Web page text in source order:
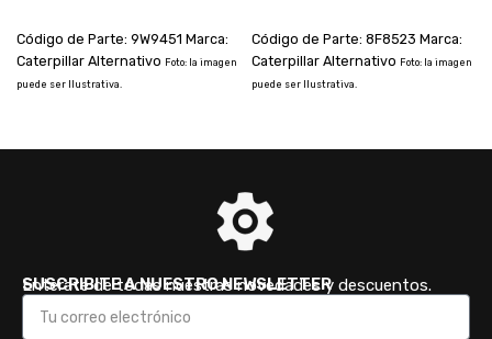
Código de Parte: 9W9451 Marca:
Caterpillar Alternativo Foto: la imagen
puede ser Ilustrativa.
Código de Parte: 8F8523 Marca:
Caterpillar Alternativo Foto: la imagen
puede ser Ilustrativa.
SUSCRIBITE A NUESTRO NEWSLETTER
Enterate de todas nuestras novedades y descuentos.